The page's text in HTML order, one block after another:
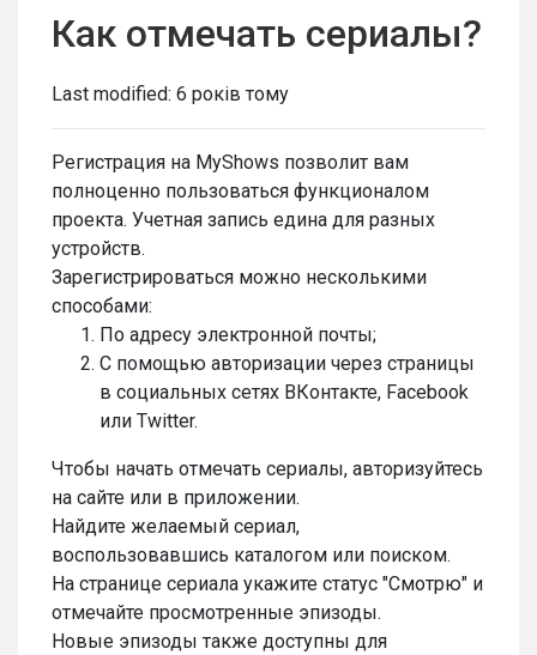
Как отмечать сериалы?
Last modified: 6 років тому
Регистрация на MyShows позволит вам
полноценно пользоваться функционалом
проекта. Учетная запись едина для разных
устройств.
Зарегистрироваться можно несколькими
способами:
По адресу электронной почты;
С помощью авторизации через страницы
в социальных сетях ВКонтакте, Facebook
или Twitter.
Чтобы начать отмечать сериалы, авторизуйтесь
на сайте или в приложении.
Найдите желаемый сериал,
воспользовавшись каталогом или поиском.
На странице сериала укажите статус "Смотрю" и
отмечайте просмотренные эпизоды.
Новые эпизоды также доступны для